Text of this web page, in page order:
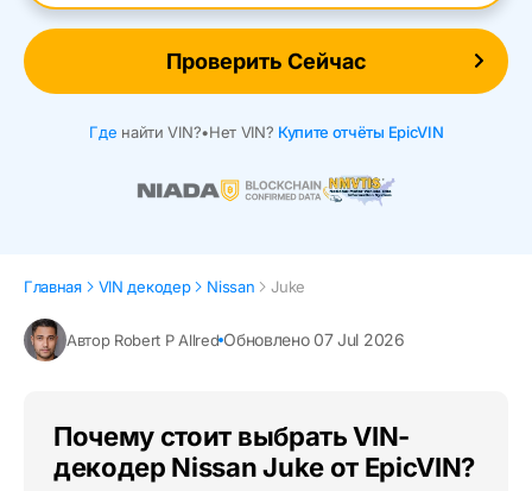
Проверить Сейчас
Где найти VIN?•Нет VIN? Купите отчёты EpicVIN
Главная VIN декодер Nissan Juke
Автор Robert P Allred Обновлено 07 Jul 2026
Почему стоит выбрать VIN-
декодер Nissan Juke от EpicVIN?